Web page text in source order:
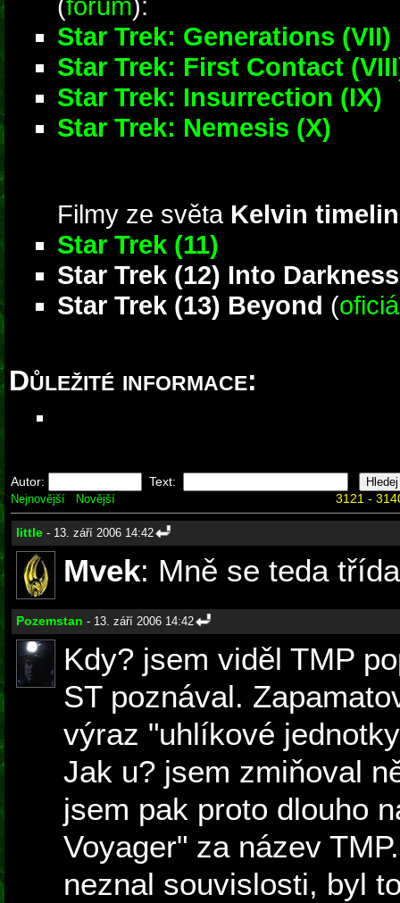
(fórum):
Star Trek: Generations (VII)
Star Trek: First Contact
Star Trek: Insurrection (IX)
Star Trek: Nemesis (X)
Filmy ze světa Kelvin
Star Trek (11)
Star Trek (12) Into Darkness
Star Trek (13) Beyond (
Důležité informace:
Autor: Text:
Nejnovější Novější 3121 -
little - 13. září 2006 14:42
Mvek: Mně se teda
Pozemstan - 13. září 2006 14:42
Kdy? jsem viděl TMP
ST poznával.
výraz "uhlíkové
Jak u? jsem zmiňoval
jsem pak proto dlouho
Voyager" za název
neznal souvislosti, byl